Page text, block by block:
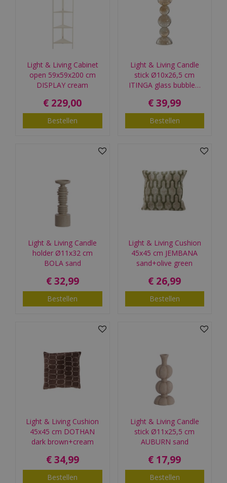
Light & Living Cabinet
open 59x59x200 cm
DISPLAY cream
€ 229,00
Bestellen
Light & Living Candle
stick Ø10x26,5 cm
ITINGA glass bubble…
€ 39,99
Bestellen
Light & Living Candle
holder Ø11x32 cm
BOLA sand
€ 32,99
Bestellen
Light & Living Cushion
45x45 cm JEMBANA
sand+olive green
€ 26,99
Bestellen
Light & Living Cushion
45x45 cm DOTHAN
dark brown+cream
€ 34,99
Bestellen
Light & Living Candle
stick Ø11x25,5 cm
AUBURN sand
€ 17,99
Bestellen